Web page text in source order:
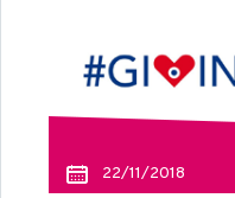
22/11/2018